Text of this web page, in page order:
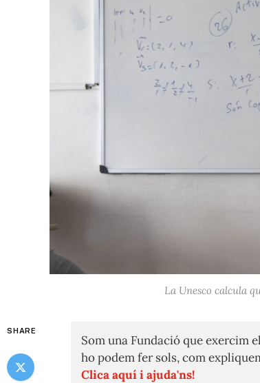
La Unesco calcula
SHARE
Som una Fundació que exercim
ho podem fer sols, com
Clica aquí i ajuda'ns!